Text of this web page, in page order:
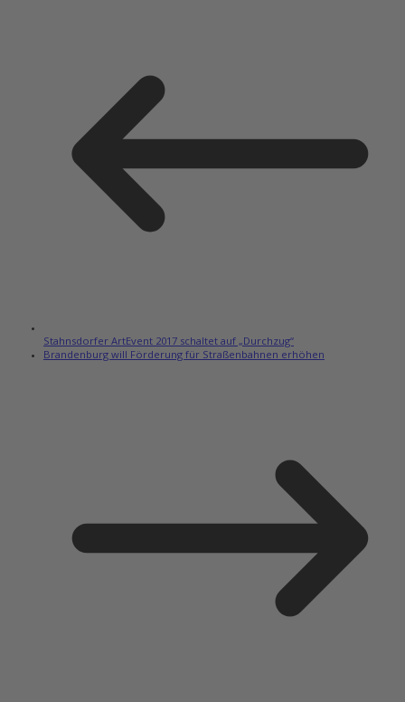
Stahnsdorfer ArtEvent 2017 schaltet auf „Durchzug“
Brandenburg will Förderung für Straßenbahnen erhöhen